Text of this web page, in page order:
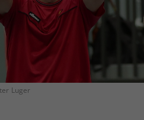
Luger